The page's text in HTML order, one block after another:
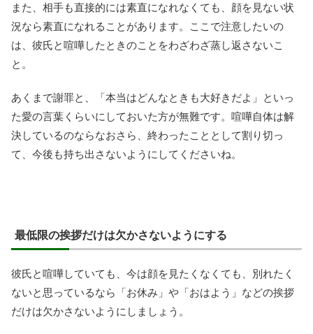
また、相手も直接的には素直になれなくても、顔を見ない状
況なら素直になれることがあります。ここで注意したいの
は、彼氏と喧嘩したときのことをわざわざ蒸し返さないこ
と。
あくまで謝罪と、「本当はどんなときも大好きだよ」といっ
た愛の言葉くらいにしておいた方が無難です。喧嘩自体は解
決しているのならなおさら、終わったこととして割り切っ
て、今後も持ち出さないようにしてくださいね。
最低限の挨拶だけは欠かさないようにする
彼氏と喧嘩していても、今は顔を見たくなくても、別れたく
ないと思っているなら「お休み」や「おはよう」などの挨拶
だけは欠かさないようにしましょう。